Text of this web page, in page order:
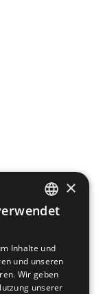
ENGLISH
ITALIAN
SPANISH
×
Inhalte und
und unseren
Wir geben
unserer